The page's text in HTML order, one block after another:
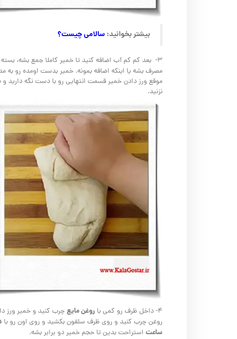
بیشتر بخوانید: سالامی چیست؟
۳- بعد کم کم آب اضافه کنید تا خمیر کاملا جمع بشه،
مصرف بشه یا اینکه اضافه بمونه. خمیر بدست اومده رو به
موقع ورز دادن خمیر قسمت انتهایی رو با دست نگه
نزنید.
۴- داخل ظرف رو کمی با روغن مایعچرب کنید و خمیر ورز
روغن چرب کنید و روی ظرف سلفون بکشید و روی اون رو با
ساعت استراحت بدین تا حجم خمیر دو برابر بشه.